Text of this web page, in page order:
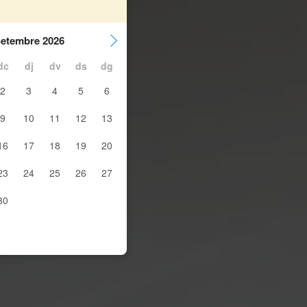
2026
dj dv ds
dg
2
3 4 5
6
9
10 11 12
13
17 18 19
20
24 25 26
27